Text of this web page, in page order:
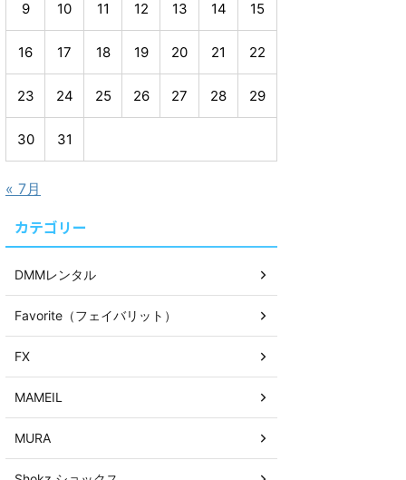
9 10 11 12 13 14 15
16 17 18 19 20 21 22
23 24 25 26 27 28 29
30 31
« 7月
カテゴリー
DMMレンタル
Favorite（フェイバリット）
FX
MAMEIL
MURA